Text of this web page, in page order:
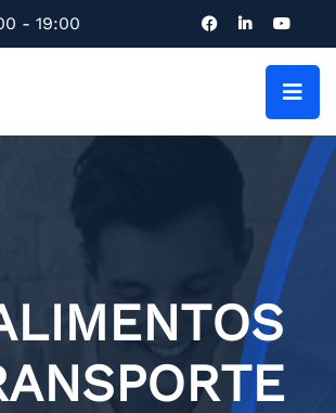
- 19:00